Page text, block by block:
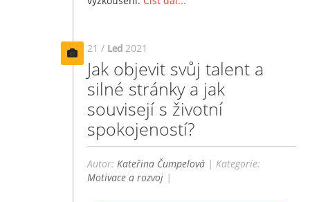
21 / Led 2021
Jak objevit svůj talent a
silné stránky a jak
souvisejí s životní
spokojeností?
Autor:Kateřina Čumpelová | Kategorie:
Motivace a rozvoj |